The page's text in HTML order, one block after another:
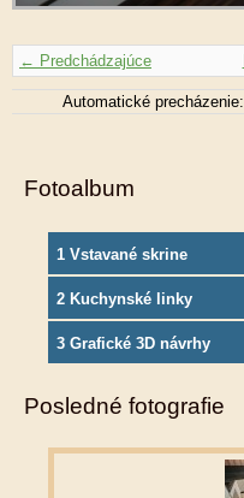
← Predchádzajúce
Automatické precházenie:
Fotoalbum
1 Vstavané skrine
2 Kuchynské linky
3 Grafické 3D návrhy
Posledné fotografie